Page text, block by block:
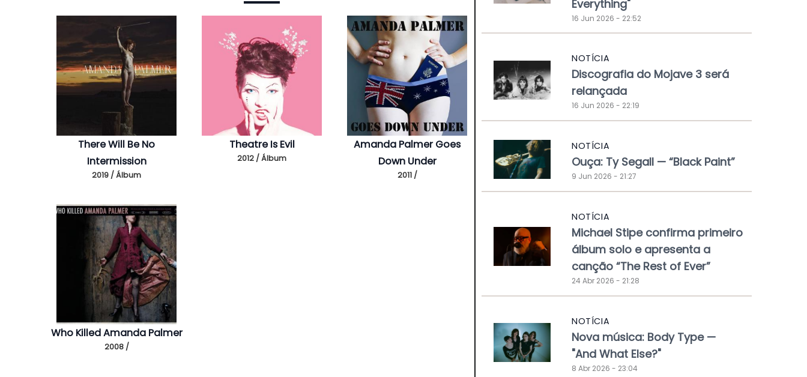
There Will Be No
Intermission
2019 / Álbum
Theatre Is Evil
2012 / Álbum
Amanda Palmer Goes
Down Under
2011 /
Who Killed Amanda Palmer
2008 /
Everything"
16 Jun 2026 - 22:52
NOTÍCIA
Discografia do Mojave 3 será
relançada
16 Jun 2026 - 22:19
NOTÍCIA
Ouça: Ty Segall — “Black Paint”
9 Jun 2026 - 21:27
NOTÍCIA
Michael Stipe confirma primeiro
álbum solo e apresenta a
canção “The Rest of Ever”
24 Abr 2026 - 21:28
NOTÍCIA
Nova música: Body Type —
"And What Else?"
8 Abr 2026 - 23:04